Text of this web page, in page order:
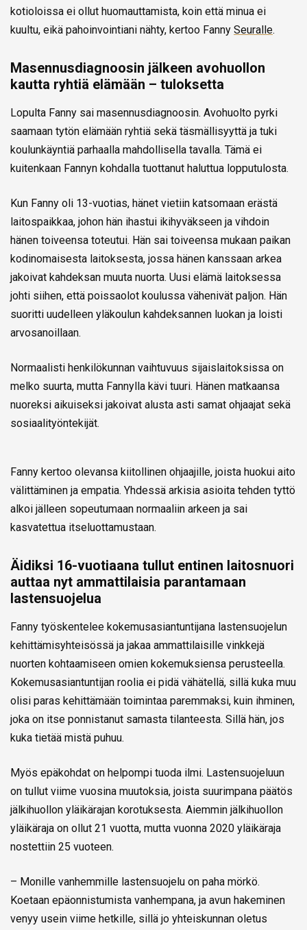
kotioloissa ei ollut huomauttamista, koin että minua ei
kuultu, eikä pahoinvointiani nähty, kertoo Fanny Seuralle.
Masennusdiagnoosin jälkeen avohuollon
kautta ryhtiä elämään – tuloksetta
Lopulta Fanny sai masennusdiagnoosin. Avohuolto pyrki
saamaan tytön elämään ryhtiä sekä täsmällisyyttä ja tuki
koulunkäyntiä parhaalla mahdollisella tavalla. Tämä ei
kuitenkaan Fannyn kohdalla tuottanut haluttua lopputulosta.
Kun Fanny oli 13-vuotias, hänet vietiin katsomaan erästä
laitospaikkaa, johon hän ihastui ikihyväkseen ja vihdoin
hänen toiveensa toteutui. Hän sai toiveensa mukaan paikan
kodinomaisesta laitoksesta, jossa hänen kanssaan arkea
jakoivat kahdeksan muuta nuorta. Uusi elämä laitoksessa
johti siihen, että poissaolot koulussa vähenivät paljon. Hän
suoritti uudelleen yläkoulun kahdeksannen luokan ja loisti
arvosanoillaan.
Normaalisti henkilökunnan vaihtuvuus sijaislaitoksissa on
melko suurta, mutta Fannylla kävi tuuri. Hänen matkaansa
nuoreksi aikuiseksi jakoivat alusta asti samat ohjaajat sekä
sosiaalityöntekijät.
Fanny kertoo olevansa kiitollinen ohjaajille, joista huokui aito
välittäminen ja empatia. Yhdessä arkisia asioita tehden tyttö
alkoi jälleen sopeutumaan normaaliin arkeen ja sai
kasvatettua itseluottamustaan.
Äidiksi 16-vuotiaana tullut entinen laitosnuori
auttaa nyt ammattilaisia parantamaan
lastensuojelua
Fanny työskentelee kokemusasiantuntijana lastensuojelun
kehittämisyhteisössä ja jakaa ammattilaisille vinkkejä
nuorten kohtaamiseen omien kokemuksiensa perusteella.
Kokemusasiantuntijan roolia ei pidä vähätellä, sillä kuka muu
olisi paras kehittämään toimintaa paremmaksi, kuin ihminen,
joka on itse ponnistanut samasta tilanteesta. Sillä hän, jos
kuka tietää mistä puhuu.
Myös epäkohdat on helpompi tuoda ilmi. Lastensuojeluun
on tullut viime vuosina muutoksia, joista suurimpana päätös
jälkihuollon yläikärajan korotuksesta. Aiemmin jälkihuollon
yläikäraja on ollut 21 vuotta, mutta vuonna 2020 yläikäraja
nostettiin 25 vuoteen.
– Monille vanhemmille lastensuojelu on paha mörkö.
Koetaan epäonnistumista vanhempana, ja avun hakeminen
venyy usein viime hetkille, sillä jo yhteiskunnan oletus